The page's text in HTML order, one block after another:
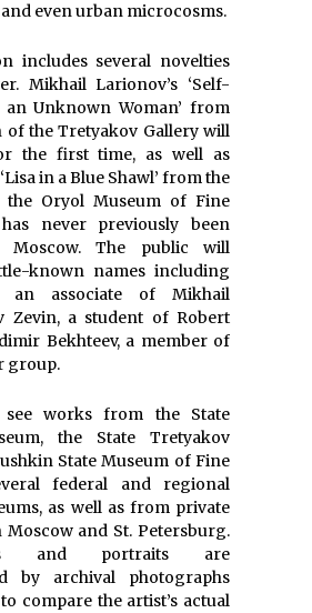
even urban microcosms.
includes several novelties
Mikhail Larionov’s ‘Self-
Unknown Woman’ from
of the Tretyakov Gallery will
the first time, as well as
in a Blue Shawl’ from the
the Oryol Museum of Fine
never previously been
Moscow. The public will
known names including
an associate of Mikhail
Zevin, a student of Robert
Bekhteev, a member of
group.
see works from the State
the State Tretyakov
State Museum of Fine
federal and regional
as well as from private
and St. Petersburg.
and portraits are
by archival photographs
compare the artist’s actual